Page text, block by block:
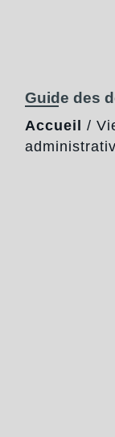
Guide des
Accueil /